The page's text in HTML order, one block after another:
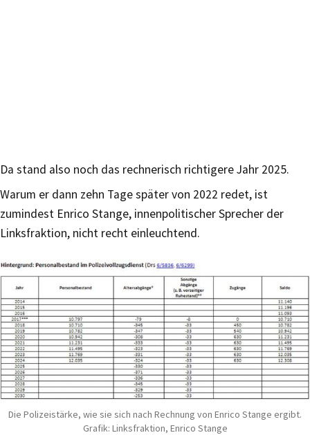
Da stand also noch das rechnerisch richtigere Jahr 2025.
Warum er dann zehn Tage später von 2022 redet, ist
zumindest Enrico Stange, innenpolitischer Sprecher der
Linksfraktion, nicht recht einleuchtend.
Die Polizeistärke, wie sie sich nach Rechnung von Enrico Stange ergibt.
Grafik: Linksfraktion, Enrico Stange